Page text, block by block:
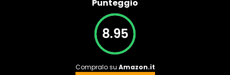
Punteggio
8.95
Compralo su Amazon.it